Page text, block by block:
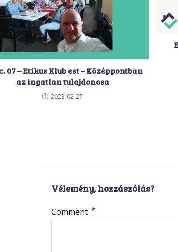
07 – Etikus Klub est – Középpontban
az ingatlan tulajdonosa
2023-02-27
Vélemény, hozzászólás?
Comment *